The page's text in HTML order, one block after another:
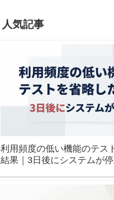
人気記事
利用頻度の低い機能のテス
結果｜3日後にシステムが